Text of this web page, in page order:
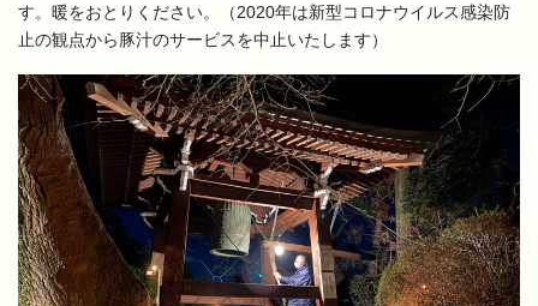
す。暖をおとりください。（2020年は新型コロナウイルス感染防
止の観点から豚汁のサービスを中止いたします）